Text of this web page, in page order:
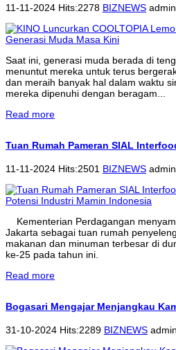
11-11-2024 Hits:2278 BIZNEWS
Saat ini, generasi muda berada di
menuntut mereka untuk terus
dan meraih banyak hal dalam waktu
mereka dipenuhi dengan beragam...
Read more
Tuan Rumah Pameran SIAL
11-11-2024 Hits:2501 BIZNEWS
Kementerian Perdagangan
Jakarta sebagai tuan rumah
makanan dan minuman terbesar di
ke-25 pada tahun ini.
Read more
Bogasari Mengajar Menjangkau
31-10-2024 Hits:2289 BIZNEWS